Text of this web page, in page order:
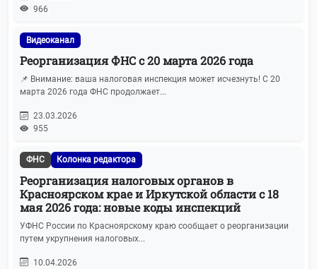
ПСН (Патенты)
Новости БУХОТЧЁТ.ру
Маркировка
Росстат
Колонка редактора
Реклама
966
Видеоканал
Реорганизация ФНС с 20 марта 2026 года
📌 Внимание: ваша налоговая инспекция может исчезнуть! С 20
марта 2026 года ФНС продолжает...
23.03.2026
955
ФНС Колонка редактора
Реорганизация налоговых органов в
Красноярском крае и Иркутской области с 18
мая 2026 года: новые коды инспекций
УФНС России по Красноярскому краю сообщает о реорганизации
путем укрупнения налоговых...
10.04.2026